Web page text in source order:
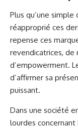
Plus qu’une
réapproprié ces
repense ces
revendicatrices,
d’empowerment.
d’affirmer sa
puissant.
Dans une société
lourdes